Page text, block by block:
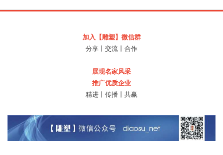
加入【雕塑】微信群
分享丨交流丨合作
展现名家风采
推广优质企业
精进丨传播丨共赢